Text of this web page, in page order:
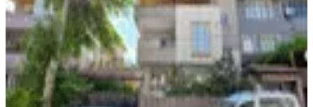
18.000 ₺
YENİ ROTA İNŞAAT EMLAKHanifi E.